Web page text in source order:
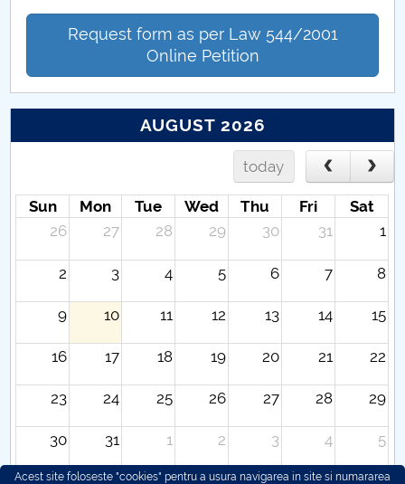
Request form as per Law 544/2001
Online Petition
AUGUST 2026
today
Sun Mon Tue Wed Thu Fri
Sat
26
27 28 29 30 31 1
2 3 4 5 6 7 8
9 10 11 12 13 14 15
16 17 18 19 20 21 22
23 24 25 26 27 28 29
30 31 1 2 3 4 5
Acest site foloseste "cookies" pentru a usura navigarea in site si numararea